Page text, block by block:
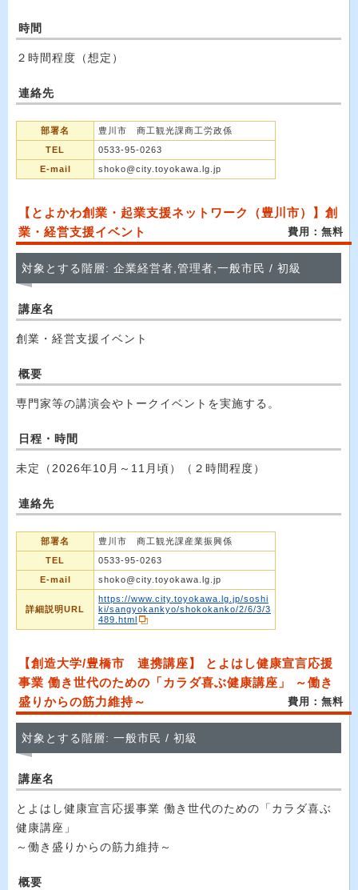
時間
２時間程度（想定）
連絡先
部署名
豊川市 商工観光課商工労政係
TEL
0533-95-0263
E-mail
shoko@city.toyokawa.lg.jp
【とよかわ創業・起業支援ネットワーク（豊川市）】創
業・経営支援イベント
費用：無料
対象とする階層: 企業経営者,管理者,一般市民 / 初級
講座名
創業・経営支援イベント
概要
専門家等の講演会やトークイベントを実施する。
日程・時間
未定（2026年10月～11月頃）（２時間程度）
連絡先
部署名
豊川市 商工観光課産業振興係
TEL
0533-95-0263
E-mail
shoko@city.toyokawa.lg.jp
詳細説明URL
https://www.city.toyokawa.lg.jp/soshi
ki/sangyokankyo/shokokanko/2/6/3/3
489.html
【創造大学/豊橋市 連携講座】 とよはし健康宣言応援
事業 働き世代のための「カラダ喜ぶ健康講座」 ～働き
盛りからの筋力維持～
費用：無料
対象とする階層: 一般市民 / 初級
講座名
とよはし健康宣言応援事業 働き世代のための「カラダ喜ぶ
健康講座」
～働き盛りからの筋力維持～
概要